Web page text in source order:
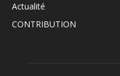
Actualité
CONTRIBUTION